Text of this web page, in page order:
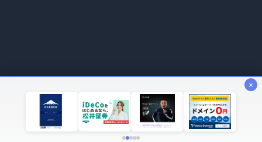
© 2026 トルコリラ・ウォッチ (lira-watch.sbs)
プライバシーポリシー
お問い合わせ 運営者情報
×